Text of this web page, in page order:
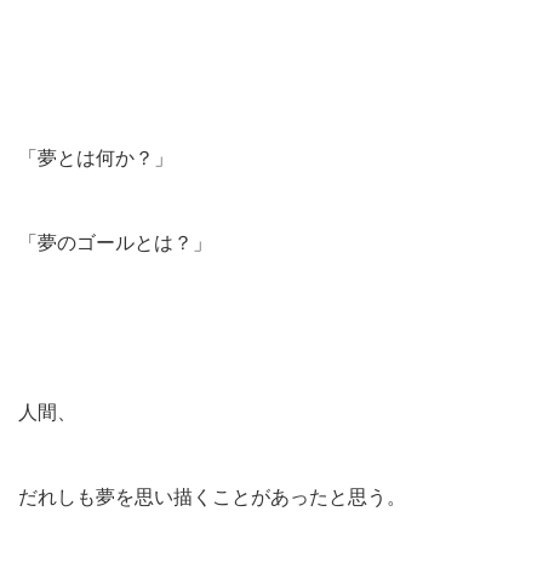
「夢とは何か？」
「夢のゴールとは？」
人間、
だれしも夢を思い描くことがあったと思う。